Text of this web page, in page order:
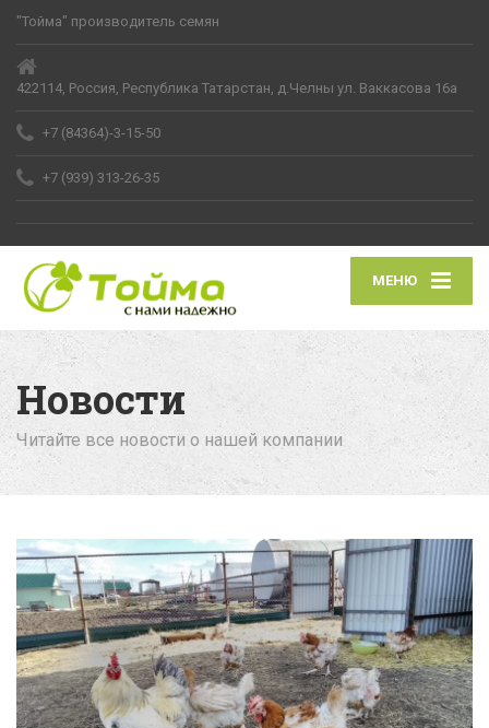
"Тойма" производитель семян
422114, Россия, Республика Татарстан, д.Челны ул. Ваккасова 16а
+7 (84364)-3-15-50
+7 (939) 313-26-35
МЕНЮ
Новости
Читайте все новости о нашей компании